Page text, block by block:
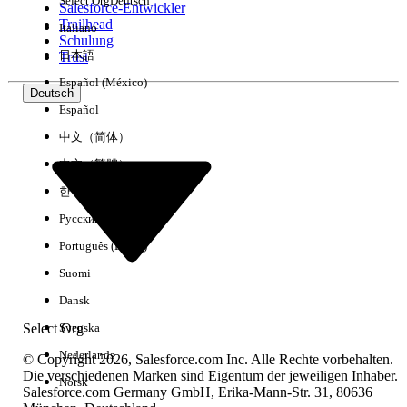
Erfahrung
Keine Ergebnisse
Salesforce-Entwickler
Trailhead
Schulung
Trust
Deutsch
Select Org
Italiano
日本語
Español (México)
Español
中文（简体）
中文（繁體）
한국어
Русский
Português (Brasil)
Suomi
Dansk
Svenska
Nederlands
Norsk
© Copyright 2026, Salesforce.com Inc. Alle Rechte vorbehalten.
Die verschiedenen Marken sind Eigentum der jeweiligen Inhaber.
Salesforce.com Germany GmbH, Erika-Mann-Str. 31, 80636